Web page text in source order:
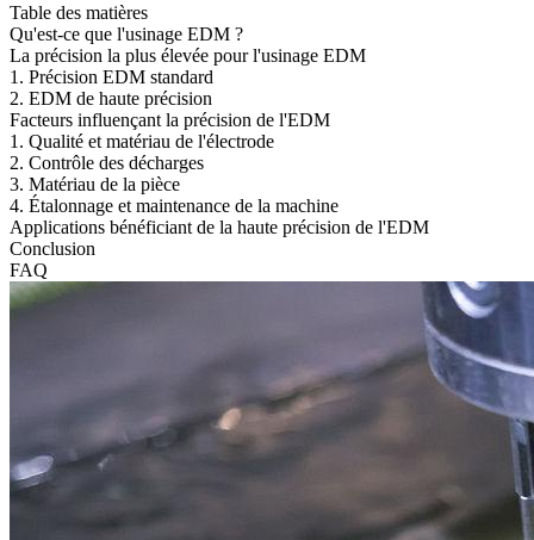
Table des matières
Qu'est-ce que l'usinage EDM ?
La précision la plus élevée pour l'usinage EDM
1. Précision EDM standard
2. EDM de haute précision
Facteurs influençant la précision de l'EDM
1. Qualité et matériau de l'électrode
2. Contrôle des décharges
3. Matériau de la pièce
4. Étalonnage et maintenance de la machine
Applications bénéficiant de la haute précision de l'EDM
Conclusion
FAQ